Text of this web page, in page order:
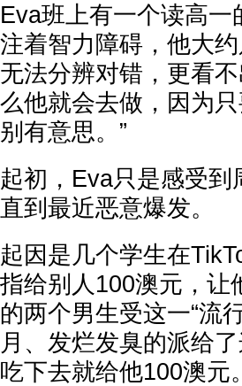
Eva班上有一个读高
注着智力障碍，他大
无法分辨对错，更看
么他就会去做，因为
别有意思。”
起初，Eva只是感受
直到最近恶意爆发。
起因是几个学生在
指给别人100澳元，让
的两个男生受这一“流
月、发烂发臭的派给
吃下去就给他100澳元。